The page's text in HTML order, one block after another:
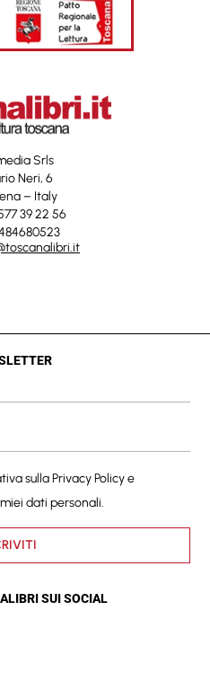
Srls
Neri, 6
– Italy
39 22 56
sullaPrivacy Policye
dati personali.
SUI SOCIAL